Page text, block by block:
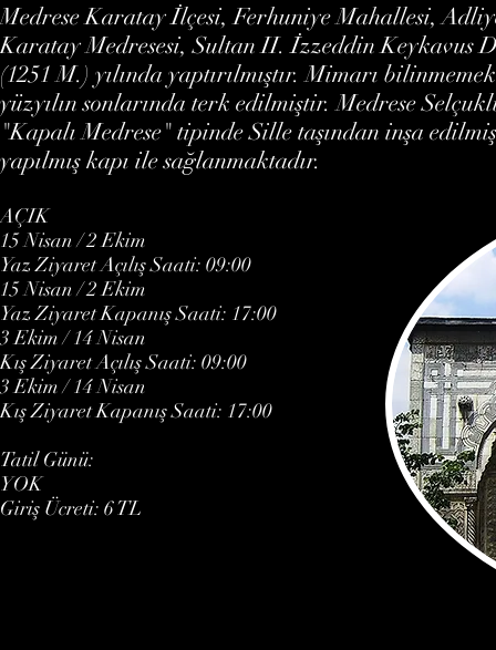
Medrese Karatay İlçesi, Ferhuniye Mahallesi,
Karatay Medresesi, Sultan II. İzzeddin Keykavus
(1251 M.) yılında yaptırılmıştır. Mimarı
yüzyılın sonlarında terk edilmiştir. Medrese
"Kapalı Medrese" tipinde Sille taşından inşa
yapılmış kapı ile sağlanmaktadır.
AÇIK
15 Nisan / 2 Ekim
Yaz Ziyaret Açılış Saati: 09:00
15 Nisan / 2 Ekim
Yaz Ziyaret Kapanış Saati: 17:00
3 Ekim / 14 Nisan
Kış Ziyaret Açılış Saati: 09:00
3 Ekim / 14 Nisan
Kış Ziyaret Kapanış Saati: 17:00
Tatil Günü:
YOK
Giriş Ücreti: 6 TL